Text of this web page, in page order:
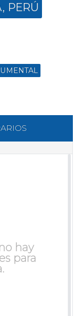
PERÚ
hay
para